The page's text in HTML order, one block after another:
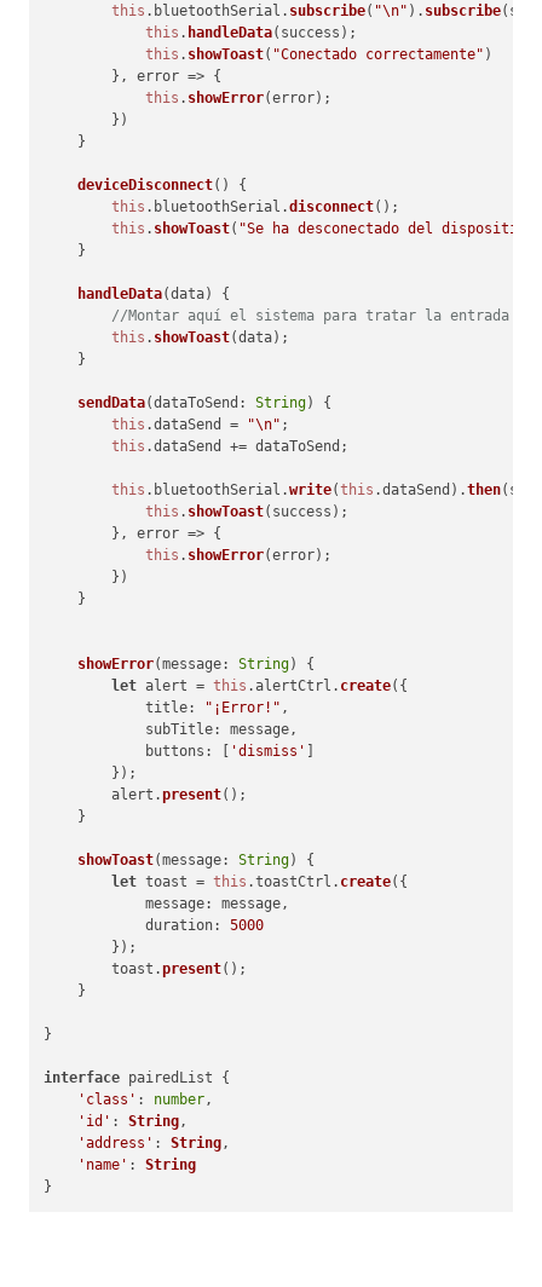
this . bluetoothSerial . subscribe( "\n" ). subscribe(
this . handleData(success);
this . showToast( "Conectado correctamente" )
        },
error => {
this . showError(error);
        })
    }
deviceDisconnect( ) {
this . bluetoothSerial .disconnect();
this . showToast( "Se ha desconectado del
    }
handleData(data) {
//Montar aquí el sistema para tratar la entrada
this . showToast(data);
    }
sendData(dataToSend: String) {
this .dataSend = "\n" ;
this .dataSend += dataToSend;
this . bluetoothSerial .write(this .dataSend ).then(
this . showToast(success);
        },
error => {
this . showError(error);
        })
    }
showError(message: String) {
let alert = this .alertCtrl . create({
title: "¡Error!" ,
subTitle: message,
buttons : [ 'dismiss' ]
        });
        alert.
present();
    }
showToast(message: String) {
let toast = this .toastCtrl . create({
message: message,
duration: 5000
        });
        toast.
present();
    }
}
interface pairedList {
'class' : number ,
'id' : String ,
'address' : String ,
'name' : String
}